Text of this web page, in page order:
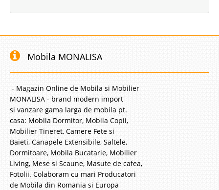
Mobila MONALISA
- Magazin Online de Mobila si Mobilier
MONALISA - brand modern import
si vanzare gama larga de mobila pt.
casa: Mobila Dormitor, Mobila Copii,
Mobilier Tineret, Camere Fete si
Baieti, Canapele Extensibile, Saltele,
Dormitoare, Mobila Bucatarie, Mobilier
Living, Mese si Scaune, Masute de cafea,
Fotolii. Colaboram cu mari Producatori
de Mobila din Romania si Europa